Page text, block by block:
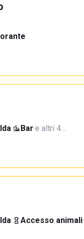
· Bar·e altri 4…
· Accesso animali·